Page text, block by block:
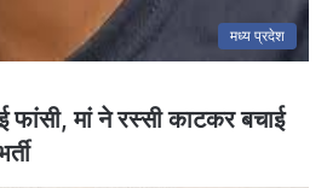
मध्य प्रदेश
मां ने रस्सी काटकर बचाई